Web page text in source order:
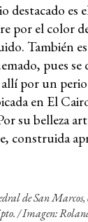
destacado es
por el color
También
pues se
por un
en El
su belleza
construida
de San Marcos,
/Imagen: